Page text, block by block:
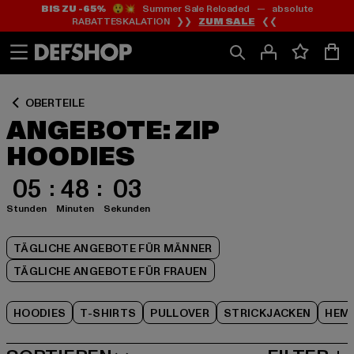
Zum
Inhalt
springen
Zum
Fußzeile
springen
BIS ZU -65%😲💥 Summer Sale Reloaded — absolute
RABATTESKALATION ❯❯ ZUM SALE ❮❮
OBERTEILE
ANGEBOTE: ZIP
HOODIES
05
Stunden
48
Minuten
02
Sekunden
TÄGLICHE ANGEBOTE FÜR MÄNNER
TÄGLICHE ANGEBOTE FÜR FRAUEN
HOODIES T-SHIRTS PULLOVER STRICKJACKEN
Zum
Produktraster
springen